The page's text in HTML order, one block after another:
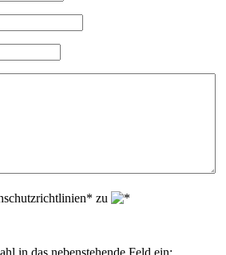
zu
in das nebenstehende Feld ein: